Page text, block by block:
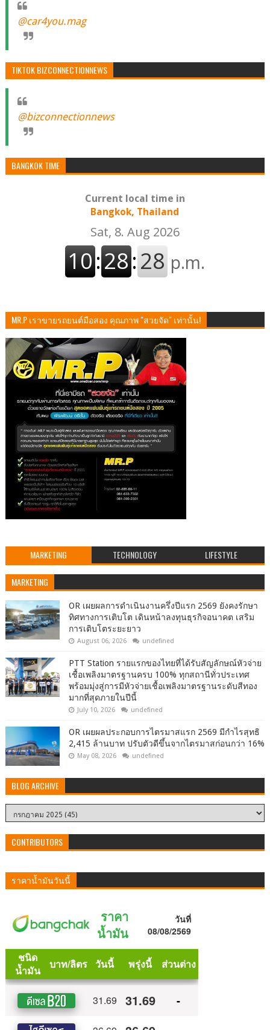
@car4you.mag
TIKTOK BIZCONNECTIONNEWS
@bizconnectionnews
BANGKOK TIME
Current local time in
Bangkok, Thailand
MR.P เราขายรถยนต์มือสอง คุณภาพ "สวยจัด" เท่านั้น!
MARKETING TECHNOLOGY LIFESTYLE
MARKETING
OR เผยผลการดำเนินงานครึ่งปีแรก 2569 ยังคงรักษา
ทิศทางการเติบโต เดินหน้าลงทุนธุรกิจอนาคต เสริม
การเติบโตระยะยาว
August 06, 2026 undefined
PTT Station รายแรกของไทยที่ได้รับสัญลักษณ์หัวจ่าย
เชื้อเพลิงมาตรฐานครบ 100% ทุกสถานีทั่วประเทศ
พร้อมมุ่งสู่การมีหัวจ่ายเชื้อเพลิงมาตรฐานระดับสีทอง
มากที่สุดภายในปีนี้
July 10, 2026 undefined
OR เผยผลประกอบการไตรมาสแรก 2569 มีกำไรสุทธิ
2,415 ล้านบาท ปรับตัวดีขึ้นจากไตรมาสก่อนกว่า 16%
May 08, 2026 undefined
BLOG ARCHIVE
CONTRIBUTORS
ราคาน้ำมันวันนี้